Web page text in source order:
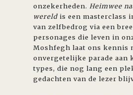
onzekerheden. Heimwee
wereld is een masterclass
van zelfbedrog via een
personages die leven in
Moshfegh laat ons kennis
onvergetelijke parade aan
types, die nog lang een
gedachten van de lezer